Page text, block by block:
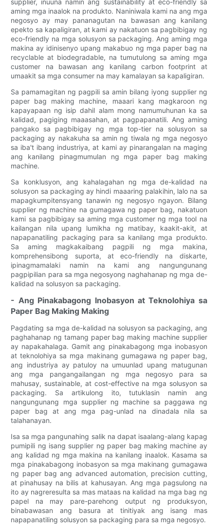
supplier, inuuna namin ang sustainability at eco-friendly sa
aming mga inaalok na produkto. Naniniwala kami na ang mga
negosyo ay may pananagutan na bawasan ang kanilang
epekto sa kapaligiran, at kami ay nakatuon sa pagbibigay ng
eco-friendly na mga solusyon sa packaging. Ang aming mga
makina ay idinisenyo upang makabuo ng mga paper bag na
recyclable at biodegradable, na tumutulong sa aming mga
customer na bawasan ang kanilang carbon footprint at
umaakit sa mga consumer na may kamalayan sa kapaligiran.
Sa pamamagitan ng pagpili sa amin bilang iyong supplier ng
paper bag making machine, maaari kang magkaroon ng
kapayapaan ng isip dahil alam mong namumuhunan ka sa
kalidad, pagiging maaasahan, at pagpapanatili. Ang aming
pangako sa pagbibigay ng mga top-tier na solusyon sa
packaging ay nakakuha sa amin ng tiwala ng mga negosyo
sa iba't ibang industriya, at kami ay pinarangalan na maging
ang kanilang pinagmumulan ng mga paper bag making
machine.
Sa konklusyon, ang kahalagahan ng mga de-kalidad na
solusyon sa packaging ay hindi maaaring palakihin, lalo na sa
mapagkumpitensyang tanawin ng negosyo ngayon. Bilang
supplier ng machine na gumagawa ng paper bag, nakatuon
kami sa pagbibigay sa aming mga customer ng mga tool na
kailangan nila upang lumikha ng matibay, kaakit-akit, at
napapanatiling packaging para sa kanilang mga produkto.
Sa aming magkakaibang pagpili ng mga makina,
komprehensibong suporta, at eco-friendly na diskarte,
ipinagmamalaki namin na kami ang nangungunang
pagpipilian para sa mga negosyong naghahanap ng mga de-
kalidad na solusyon sa packaging.
- Ang Pinakabagong Inobasyon at Teknolohiya sa
Paper Bag Making Making
Pagdating sa mga de-kalidad na solusyon sa packaging, ang
paghahanap ng tamang paper bag making machine supplier
ay napakahalaga. Gamit ang pinakabagong mga inobasyon
at teknolohiya sa mga makinang gumagawa ng paper bag,
ang industriya ay patuloy na umuunlad upang matugunan
ang mga pangangailangan ng mga negosyo para sa
mahusay, sustainable, at cost-effective na mga solusyon sa
packaging. Sa artikulong ito, tutuklasin namin ang
nangungunang mga supplier ng machine sa paggawa ng
paper bag at ang mga pag-unlad na dinadala nila sa
talahanayan.
Isa sa mga pangunahing salik na dapat isaalang-alang kapag
pumipili ng isang supplier ng paper bag making machine ay
ang kalidad ng mga makina na kanilang inaalok. Kasama sa
mga pinakabagong inobasyon sa mga makinang gumagawa
ng paper bag ang advanced automation, precision cutting,
at pinahusay na bilis at kahusayan. Ang mga pagsulong na
ito ay nagreresulta sa mas mataas na kalidad na mga bag ng
papel na may pare-parehong output ng produksyon,
binabawasan ang basura at tinitiyak ang isang mas
napapanatiling solusyon sa packaging para sa mga negosyo.